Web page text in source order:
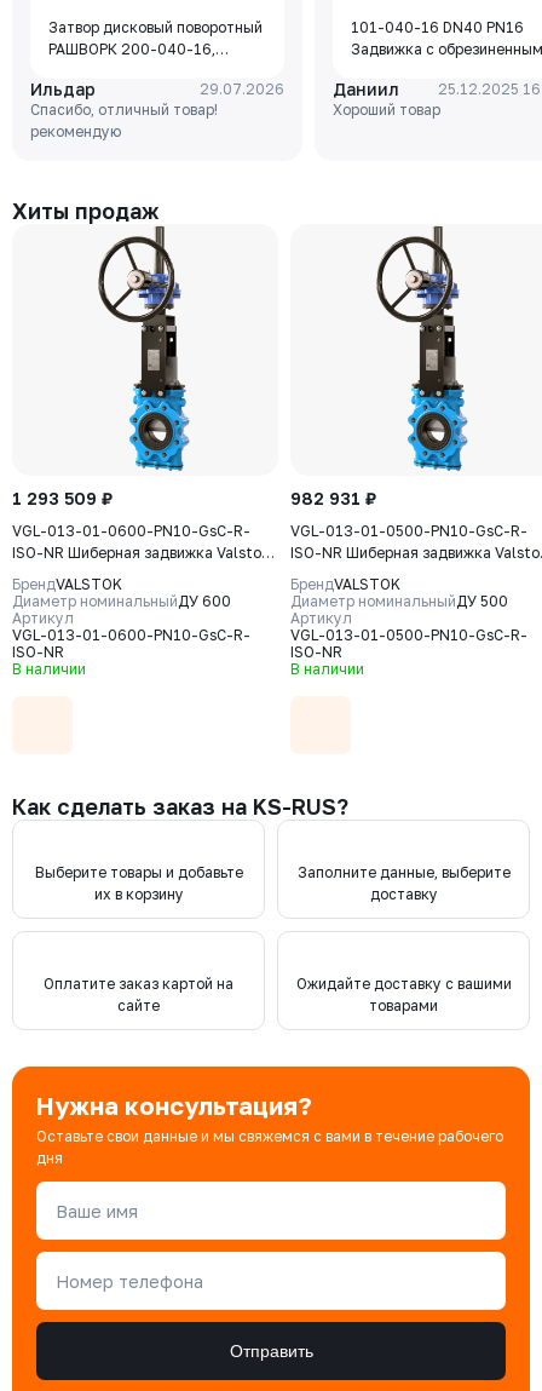
Затвор дисковый поворотный
РАШВОРК 200-040-16,
250 (GG25), диск - GJS-400-
15 (GGG40), уплотнение -
EPDM, М/Ф, рукоятка
Ильдар
29.07.2026
Спасибо, отличный товар!
рекомендую
101-040-16 DN40 PN16
Задвижка с обрезиненным
чугун, клин-EPDM,
Tmax=110°C Ф/Ф
Даниил
25.12.2025
Хороший товар
Хиты продаж
1 293 509 ₽
VGL-013-01-0600-PN10-GsC-R-
ISO-NR Шиберная задвижка Valstok,
серия VGL, DN 0600, PN10, редуктор
(ISO-фланец), выдвижной шток,
корпус GJS-400-15 (GGG40) нож
AISI304, уплотнение Natural Rubber
БрендVALSTOK
Диаметр номинальныйДУ 600
Артикул
VGL-013-01-0600-PN10-GsC-R-
ISO-NR
В наличии
982 931 ₽
VGL-013-01-0500-PN10-GsC-R-
ISO-NR Шиберная задвижка
серия VGL, DN 0500, PN10,
(ISO-фланец) выдвижной шток,
корпус GJS-400-15 (GGG40) нож
AISI304, уплотнение Natural
БрендVALSTOK
Диаметр номинальныйДУ 500
Артикул
VGL-013-01-0500-PN10-GsC-R-
ISO-NR
В наличии
Как сделать заказ на KS-RUS?
Выберите товары и добавьте
их в корзину
Заполните данные, выберите
доставку
Оплатите заказ картой на
сайте
Ожидайте доставку с вашими
товарами
Нужна консультация?
Оставьте свои данные и мы свяжемся с вами в течение рабочего
дня
Ваше имя
Номер телефона
Отправить